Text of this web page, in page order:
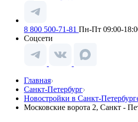
8 800 500-71-81 Пн-Пт 09:00-
Соцсети
Главная
Санкт-Петербург
Новостройки в Санкт-
Московские ворота 2, Санкт -